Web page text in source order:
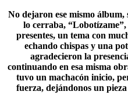
No dejaron ese mismo
lo cerraba,
presentes, un tema con
echando chispas y una
agradecieron la
continuando en esa misma
tuvo un machacón inicio,
fuerza, dejándonos un